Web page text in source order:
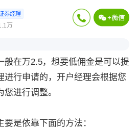
券经理
万
般在万2.5，想要低佣金是可以提
进行申请的，开户经理会根据您
进行调整。
是依靠下面的方法：